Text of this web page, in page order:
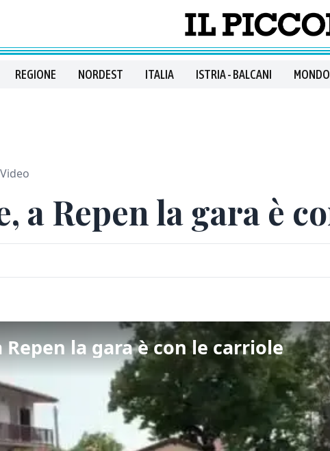
REGIONE NORDEST ITALIA ISTRIA - BALCANI MONDO
Video
a Repen la gara è
Repen la gara è con le carriole